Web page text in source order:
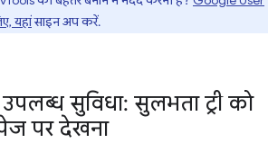
यहांसाइन अप करें.
सुविधा: सुलभता ट्री को
पर देखना